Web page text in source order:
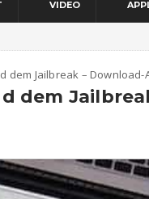
VIDEO
dem Jailbreak – Download-
dem